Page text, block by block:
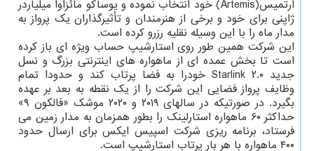
آرتمیس(Artemis) خود انتخاب نموده و یوساکو مائزاوا میلیاردر
ژاپنی برای خود و برخی از هنرمندان و تأثیرگذاران یک پرواز به
مدار ماه را با این وسیله نقلیه رزرو کرده است.
این شرکت همین طور روی استارشیپ حساب ویژه ای باز کرده
است تا بخش عمده ای از ماهواره های اینترنتی بزرگ و نسل
جدید Starlink ۲.۰ خودرا به فضا پرتاب کند و حدودا تمام
وظایف پرواز فضایی این شرکت را از یک نقطه به بعد بر عهده
بگیرد. در صورتیکه در سالهای ۲۰۱۹ و ۲۰۲۰ موشک «فالکون ۹»
حداکثر ۶۰ ماهواره استارلینک را بطور همزمان به مدار زمین می
فرستاد، برنامه ریزی شرکت اسپیس ایکس برای ارسال حدود
۴۰۰ ماهواره با هر بار پرتاب استارشیپ است.